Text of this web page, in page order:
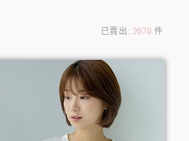
已賣出: 2070 件